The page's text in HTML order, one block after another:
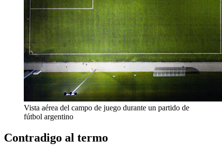
Vista aérea del campo de juego durante un partido de
fútbol argentino
Contradigo al termo